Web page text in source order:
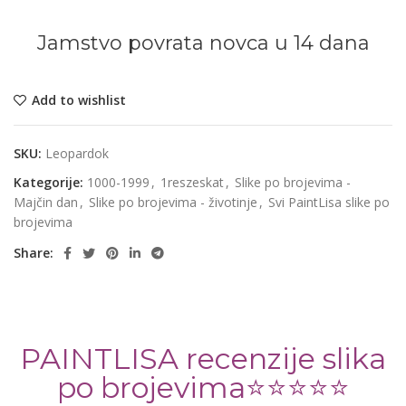
Jamstvo povrata novca u 14 dana
Add to wishlist
SKU: Leopardok
Kategorije: 1000-1999 , 1reszeskat, Slike po brojevima -
Majčin dan , Slike po brojevima - životinje , Svi PaintLisa slike po
brojevima
Share:
PAINTLISA recenzije slika
po brojevima⭐️⭐️⭐️⭐️⭐️